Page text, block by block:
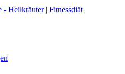
- Heilkräuter | Fitnessdiät